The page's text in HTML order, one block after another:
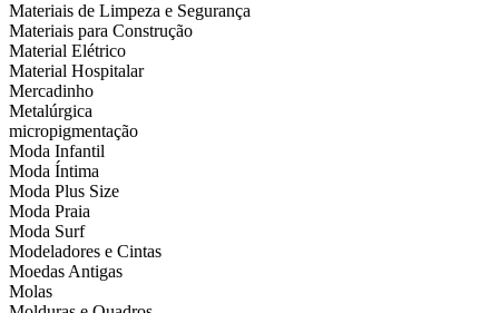
Materiais de Limpeza e Segurança
Materiais para Construção
Material Elétrico
Material Hospitalar
Mercadinho
Metalúrgica
micropigmentação
Moda Infantil
Moda Íntima
Moda Plus Size
Moda Praia
Moda Surf
Modeladores e Cintas
Moedas Antigas
Molas